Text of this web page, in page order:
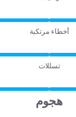
أخطاء مرتكبة
تسللات
هجوم